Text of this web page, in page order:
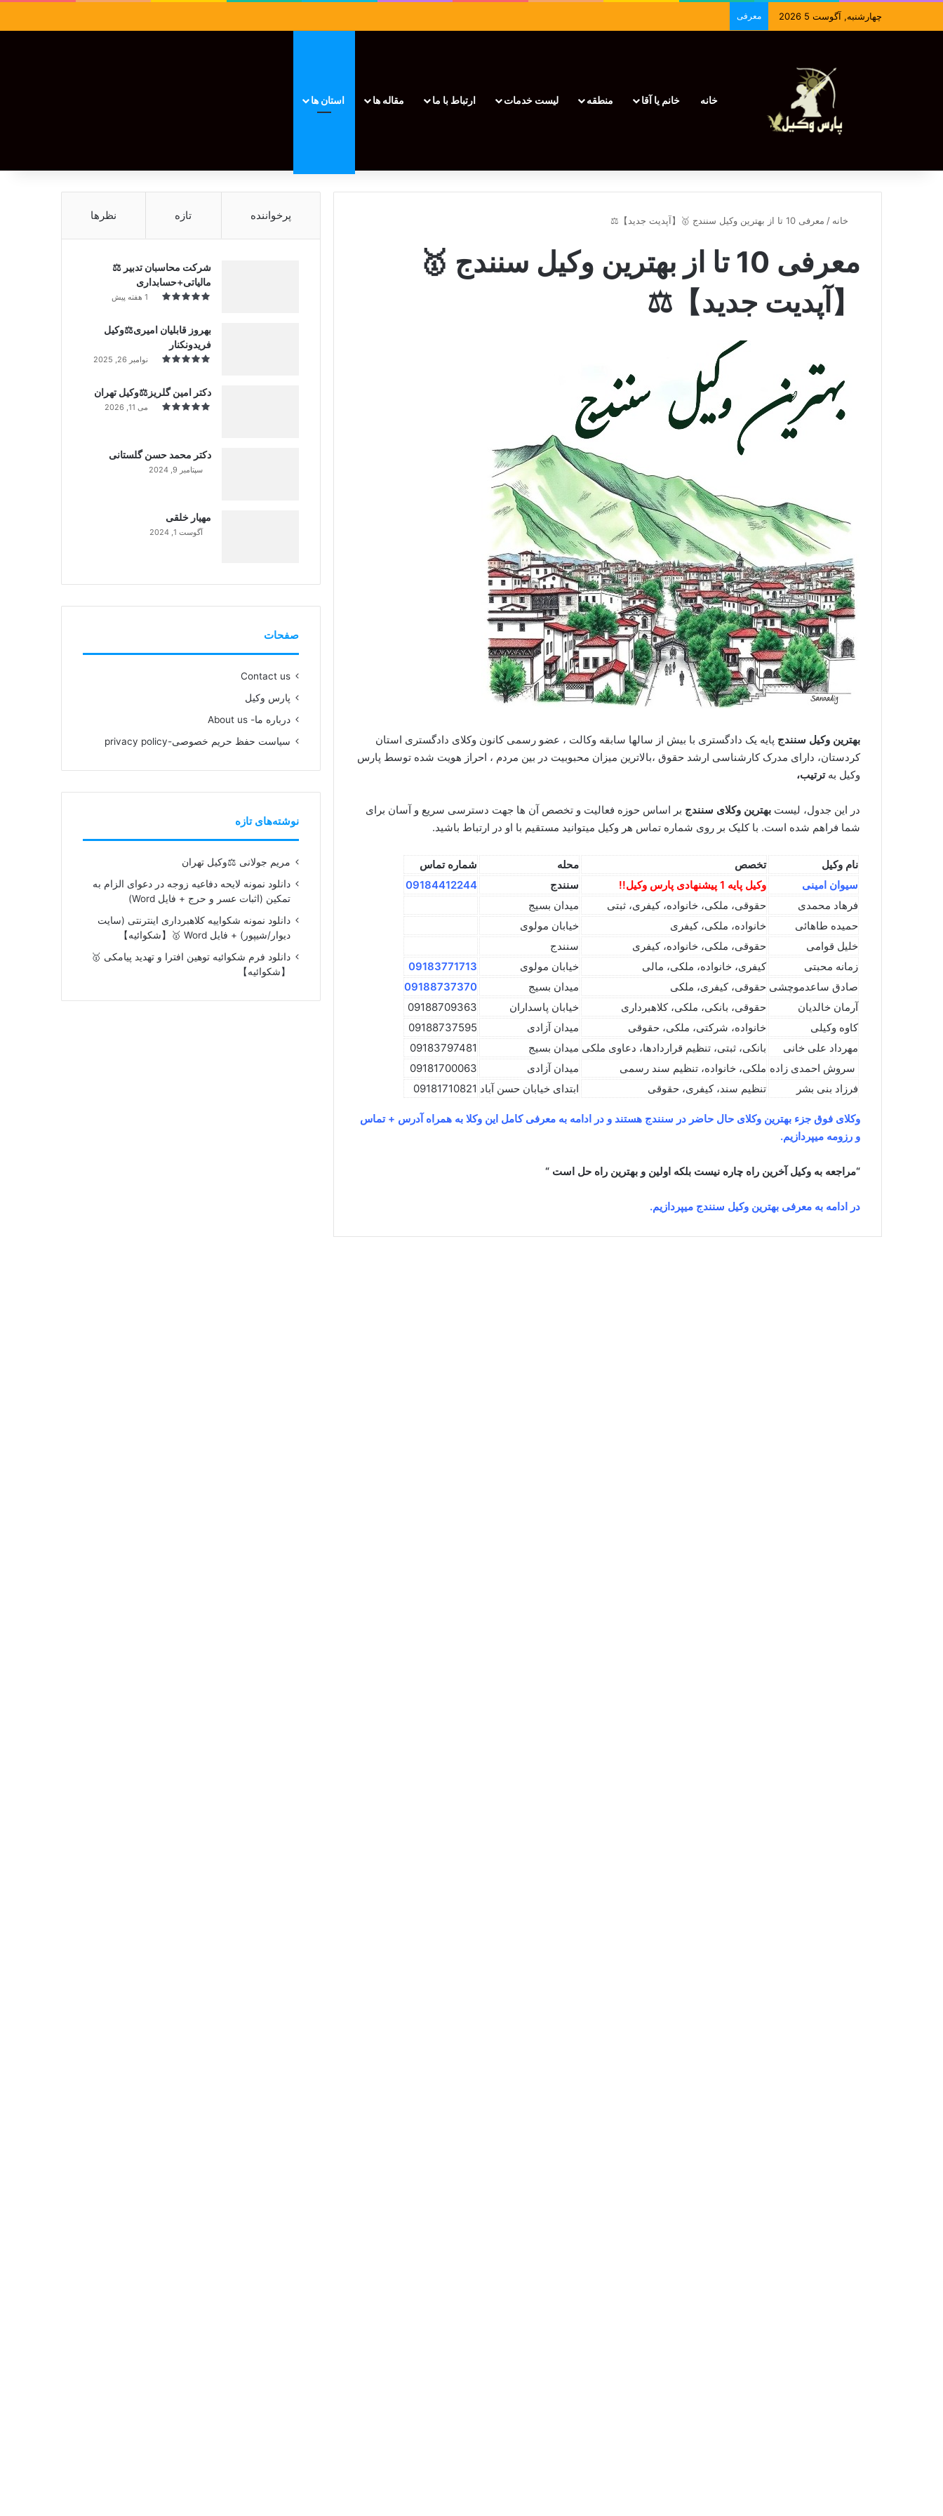
چهارشنبه, آگوست 5 2026 معرفی
خانه خانم یا آقا منطقه لیست خدمات ارتباط با ما مقاله ها استان ها
خانه / معرفی 10 تا از بهترین وکیل سنندج 🥇【آپدیت جدید】⚖️
معرفی 10 تا از بهترین وکیل سنندج 🥇
【آپدیت جدید】⚖️
بهترین وکیل سنندج پایه یک دادگستری با بیش از سالها سابقه وکالت ، عضو رسمی کانون وکلای دادگستری استان
کردستان، دارای مدرک کارشناسی ارشد حقوق ،بالاترین میزان محبوبیت در بین مردم ، احراز هویت شده توسط پارس
وکیل بهترتیب،
در این جدول، لیست بهترین وکلای سنندج بر اساس حوزه فعالیت و تخصص آن ها جهت دسترسی سریع و آسان برای
شما فراهم شده است. با کلیک بر روی شماره تماس هر وکیل میتوانید مستقیم با او در ارتباط باشید.
نام وکیل تخصص محله
شماره تماس
سیوان امینی
وکیل پایه 1 پیشنهادی پارس وکیل!! سنندج
09184412244
فرهاد محمدی
حقوقی، ملکی، خانواده، کیفری، ثبتی
میدان بسیج
حمیده طاهائی
خانواده، ملکی، کیفری
خیابان مولوی
خلیل قوامی
حقوقی، ملکی، خانواده، کیفری
سنندج
زمانه محبتی
کیفری، خانواده، ملکی، مالی خیابان مولوی
09183771713
صادق ساعدموچشی حقوقی، کیفری، ملکی میدان بسیج
09188737370
آرمان خالدیان
حقوقی، بانکی، ملکی، کلاهبرداری خیابان پاسداران
09188709363
کاوه وکیلی
خانواده، شرکتی، ملکی، حقوقی میدان آزادی
09188737595
مهرداد علی خانی
بانکی، ثبتی، تنظیم قراردادها، دعاوی ملکی میدان بسیج
09183797481
سروش احمدی زاده ملکی، خانواده، تنظیم سند رسمی میدان آزادی
09181700063
فرزاد بنی بشر
تنظیم سند، کیفری، حقوقی ابتدای خیابان حسن آباد 09181710821
وکلای فوق جزء بهترین وکلای حال حاضر در سنندج هستند و در ادامه به معرفی کامل این وکلا به همراه آدرس + تماس
و رزومه میپردازیم.
“مراجعه به وکیل آخرین راه چاره نیست بلکه اولین و بهترین راه حل است “
در ادامه به معرفی بهترین وکیل سنندج میپردازیم.
پرخواننده تازه نظرها
شرکت محاسبان تدبیر ⚖️
مالیاتی+حسابداری
1 هفته پیش
بهروز قابلیان امیری⚖️وکیل
فریدونکنار
نوامبر 26, 2025
دکتر امین گلریز⚖️وکیل تهران
می 11, 2026
دکتر محمد حسن گلستانی
سپتامبر 9, 2024
مهیار خلقی
آگوست 1, 2024
صفحات
Contact us
پارس وکیل
درباره ما- About us
سیاست حفظ حریم خصوصی-privacy policy
نوشته‌های تازه
مریم جولانی ⚖️وکیل تهران
دانلود نمونه لایحه دفاعیه زوجه در دعوای الزام به
تمکین (اثبات عسر و حرج + فایل Word)
دانلود نمونه شکواییه کلاهبرداری اینترنتی (سایت
دیوار/شیپور) + فایل Word 🥇【شکوائیه】
دانلود فرم شکوائیه توهین افترا و تهدید پیامکی 🥇
【شکوائیه】